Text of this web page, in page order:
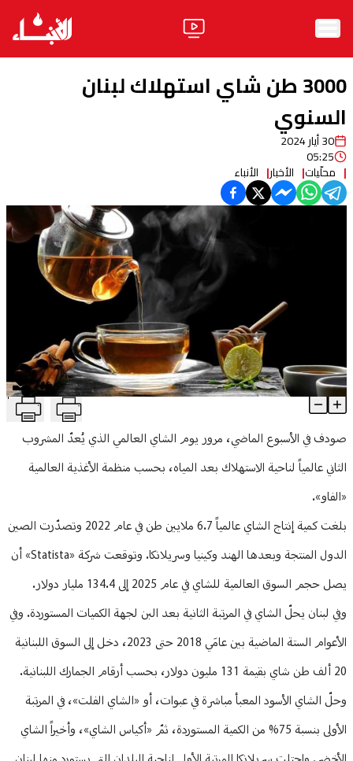
الأخبار
ثقافة ومجتمع
منوعات
آراء
فيديو
مواقف
3000 طن شاي استهلاك لبنان
السنوي
30 أيار 2024
05:25
محلّيات الأخبار الأنباء
3000 طن شاي استهلاك لبنان السنوي T
Article Content
صودف في الأسبوع الماضي، مرور يوم الشاي العالمي الذي يُعدّ المشروب
الثاني عالمياً لناحية الاستهلاك بعد المياه، بحسب منظمة الأغذية العالمية
«الفاو».
بلغت كمية إنتاج الشاي عالمياً 6.7 ملايين طن في عام 2022 وتصدّرت الصين
الدول المنتجة وبعدها الهند وكينيا وسريلانكا. وتوقعت شركة «Statista» أن
يصل حجم السوق العالمية للشاي في عام 2025 إلى 134.4 مليار دولار.
وفي لبنان يحلّ الشاي في المرتبة الثانية بعد البن لجهة الكميات المستوردة. وفي
الأعوام الستة الماضية بين عامَي 2018 حتى 2023، دخل إلى السوق اللبنانية
20 ألف طن شاي بقيمة 131 مليون دولار، بحسب أرقام الجمارك اللبنانية.
وحلّ الشاي الأسود المعبأ مباشرة في عبوات، أو «الشاي الفلت»، في المرتبة
الأولى بنسبة 75% من الكمية المستوردة، ثمّ «أكياس الشاي»، وأخيراً الشاي